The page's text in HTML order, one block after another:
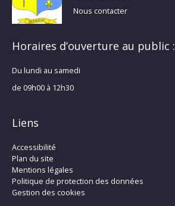
Nous contacter
Horaires d’ouverture au public :
Du lundi au samedi
de 09h00 à 12h30
Liens
Accessibilité
Plan du site
Mentions légales
Politique de protection des données
Gestion des cookies